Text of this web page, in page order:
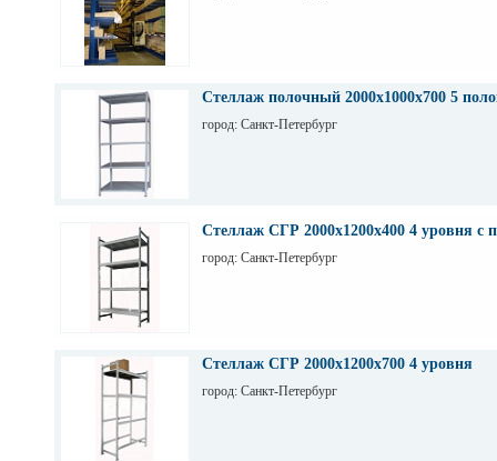
Стеллаж полочный 2000х1000х700 5
город: Санкт-Петербург
Стеллаж СГР 2000х1200х400 4 уровня с
город: Санкт-Петербург
Стеллаж СГР 2000х1200х700 4 уровня
город: Санкт-Петербург